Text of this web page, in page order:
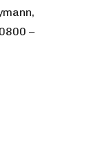
–